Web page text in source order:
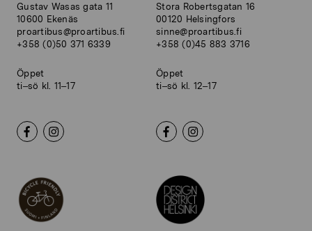
Gustav Wasas gata 11
10600 Ekenäs
proartibus@proartibus.fi
+358 (0)50 371 6339
Öppet
ti–sö kl. 11–17
Stora Robertsgatan 16
00120 Helsingfors
sinne@proartibus.fi
+358 (0)45 883 3716
Öppet
ti–sö kl. 12–17